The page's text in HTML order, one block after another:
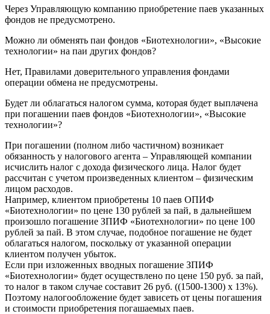
Через Управляющую компанию приобретение паев указанных
фондов не предусмотрено.
Можно ли обменять паи фондов «Биотехнологии», «Высокие
технологии» на паи других фондов?
Нет, Правилами доверительного управления фондами
операции обмена не предусмотрены.
Будет ли облагаться налогом сумма, которая будет выплачена
при погашении паев фондов «Биотехнологии», «Высокие
технологии»?
При погашении (полном либо частичном) возникает
обязанность у налогового агента – Управляющей компании
исчислить налог с дохода физического лица. Налог будет
рассчитан с учетом произведенных клиентом – физическим
лицом расходов.
Например, клиентом приобретены 10 паев ОПИФ
«Биотехнологии» по цене 130 рублей за пай, в дальнейшем
произошло погашение ЗПИФ «Биотехнологии» по цене 100
рублей за пай. В этом случае, подобное погашение не будет
облагаться налогом, поскольку от указанной операции
клиентом получен убыток.
Если при изложенных вводных погашение ЗПИФ
«Биотехнологии» будет осуществлено по цене 150 руб. за пай,
то налог в таком случае составит 26 руб. ((1500-1300) х 13%).
Поэтому налогообложение будет зависеть от цены погашения
и стоимости приобретения погашаемых паев.